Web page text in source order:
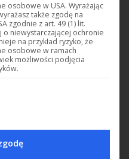
DC-CO2
Sonda CO2 0-5%, 24
VDC, RS485
osobowe w USA. Wyrażając
także zgodę na
zgodnie z art. 49 (1) lit.
o niewystarczającej ochronie
na przykład ryzyko, że
osobowe w ramach
możliwości podjęcia
usług, w przypadku